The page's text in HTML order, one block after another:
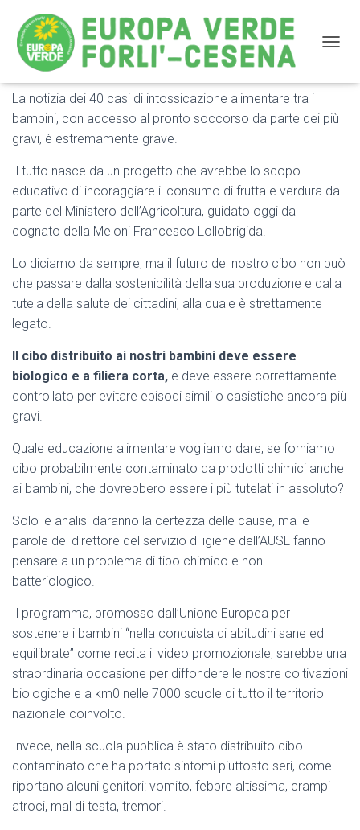
Contaminazione merendine: il cibo ai nostri bimbi deve
essere biologico
La notizia dei 40 casi di intossicazione alimentare tra i
bambini, con accesso al pronto soccorso da parte dei più
gravi, è estremamente grave.
Il tutto nasce da un progetto che avrebbe lo scopo
educativo di incoraggiare il consumo di frutta e verdura da
parte del Ministero dell’Agricoltura, guidato oggi dal
cognato della Meloni Francesco Lollobrigida.
Lo diciamo da sempre, ma il futuro del nostro cibo non può
che passare dalla sostenibilità della sua produzione e dalla
tutela della salute dei cittadini, alla quale è strettamente
legato.
Il cibo distribuito ai nostri bambini deve essere
biologico e a filiera corta, e deve essere correttamente
controllato per evitare episodi simili o casistiche ancora più
gravi.
Quale educazione alimentare vogliamo dare, se forniamo
cibo probabilmente contaminato da prodotti chimici anche
ai bambini, che dovrebbero essere i più tutelati in assoluto?
Solo le analisi daranno la certezza delle cause, ma le
parole del direttore del servizio di igiene dell’AUSL fanno
pensare a un problema di tipo chimico e non
batteriologico.
Il programma, promosso dall’Unione Europea per
sostenere i bambini “nella conquista di abitudini sane ed
equilibrate” come recita il video promozionale, sarebbe una
straordinaria occasione per diffondere le nostre coltivazioni
biologiche e a km0 nelle 7000 scuole di tutto il territorio
nazionale coinvolto.
Invece, nella scuola pubblica è stato distribuito cibo
contaminato che ha portato sintomi piuttosto seri, come
riportano alcuni genitori: vomito, febbre altissima, crampi
atroci, mal di testa, tremori.